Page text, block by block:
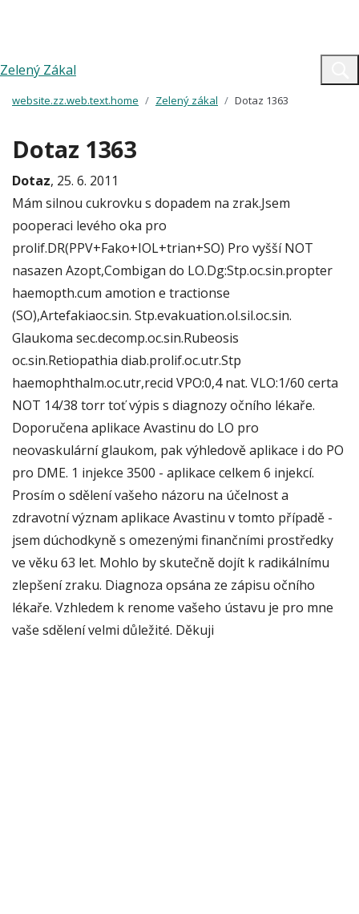
Zelený Zákal
website.zz.web.text.home Zelený zákal Dotaz 1363
Dotaz 1363
Dotaz, 25. 6. 2011
Mám silnou cukrovku s dopadem na zrak.Jsem
pooperaci levého oka pro
prolif.DR(PPV+Fako+IOL+trian+SO) Pro vyšší NOT
nasazen Azopt,Combigan do LO.Dg:Stp.oc.sin.propter
haemopth.cum amotion e tractionse
(SO),Artefakiaoc.sin. Stp.evakuation.ol.sil.oc.sin.
Glaukoma sec.decomp.oc.sin.Rubeosis
oc.sin.Retiopathia diab.prolif.oc.utr.Stp
haemophthalm.oc.utr,recid VPO:0,4 nat. VLO:1/60 certa
NOT 14/38 torr toť výpis s diagnozy očního lékaře.
Doporučena aplikace Avastinu do LO pro
neovaskulární glaukom, pak výhledově aplikace i do PO
pro DME. 1 injekce 3500 - aplikace celkem 6 injekcí.
Prosím o sdělení vašeho názoru na účelnost a
zdravotní význam aplikace Avastinu v tomto případě -
jsem dúchodkyně s omezenými finančními prostředky
ve věku 63 let. Mohlo by skutečně dojít k radikálnímu
zlepšení zraku. Diagnoza opsána ze zápisu očního
lékaře. Vzhledem k renome vašeho ústavu je pro mne
vaše sdělení velmi důležité. Děkuji